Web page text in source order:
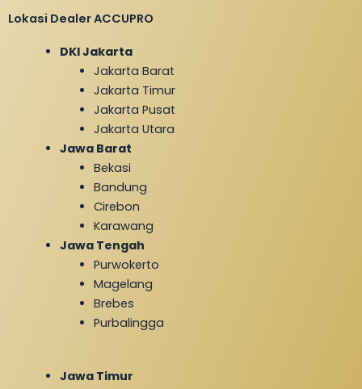
Lokasi Dealer ACCUPRO
DKI Jakarta
Jakarta Barat
Jakarta Timur
Jakarta Pusat
Jakarta Utara
Jawa Barat
Bekasi
Bandung
Cirebon
Karawang
Jawa Tengah
Purwokerto
Magelang
Brebes
Purbalingga
Jawa Timur